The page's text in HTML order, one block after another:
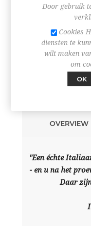
OVERVIEW
"Een échte
- en u na het
Daar
Door gebruik
Cookies
diensten te
wilt maken
om
OK